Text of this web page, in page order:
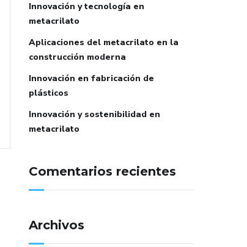
Innovación y tecnología en
metacrilato
Aplicaciones del metacrilato en la
construcción moderna
Innovación en fabricación de
plásticos
Innovación y sostenibilidad en
metacrilato
Comentarios recientes
Archivos